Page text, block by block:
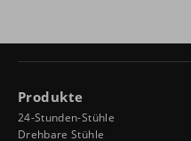
Produkte
24-Stunden-Stühle
Drehbare Stühle